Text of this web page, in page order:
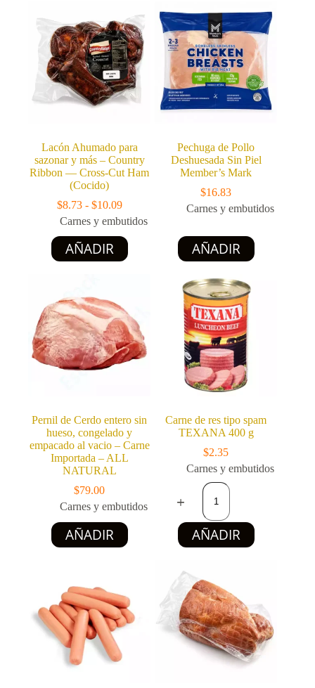
Las
opciones
se
pueden
elegir
en
la
producto
Lacón Ahumado para
sazonar y más – Country
Ribbon — Cross-Cut Ham
(Cocido)
$8.73 - $10.09Rango
de
desde
$8.73
Carnes y embutidos
AÑADIR
Este
producto
tiene
Las
opciones
se
pueden
elegir
en
producto
Pechuga de Pollo
Deshuesada Sin Piel
Member’s Mark
$16.83
Carnes y embutidos
AÑADIR
Este
producto
tiene
múltiples
variantes.
Las
opciones
se
pueden
elegir
en
la
página
producto
Pernil de Cerdo entero sin
hueso, congelado y
empacado al vacio – Carne
Importada – ALL
NATURAL
$79.00
Carnes y embutidos
AÑADIR
producto
Las
opciones
se
pueden
elegir
en
Carne de res tipo spam
TEXANA 400 g
$2.35
Carnes y embutidos
Carne
res
tipo
spam
TEXANA
cantidad
AÑADIR